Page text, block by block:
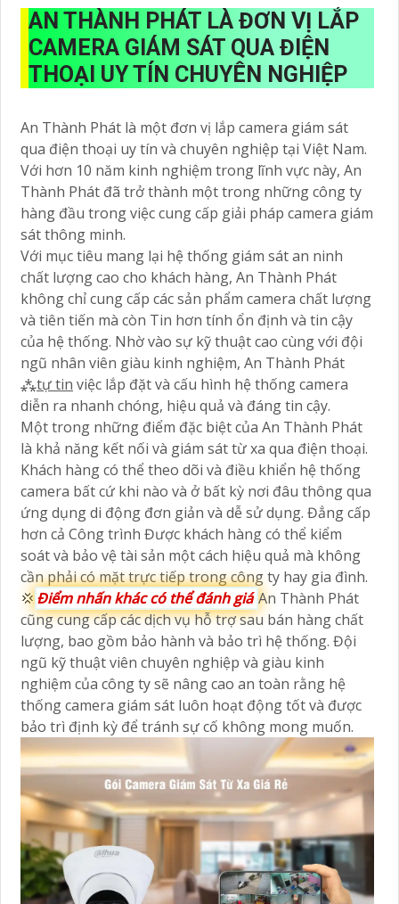
AN THÀNH PHÁT LÀ ĐƠN VỊ LẮP
CAMERA GIÁM SÁT QUA ĐIỆN
THOẠI UY TÍN CHUYÊN NGHIỆP
An Thành Phát là một đơn vị lắp camera giám sát
qua điện thoại uy tín và chuyên nghiệp tại Việt Nam.
Với hơn 10 năm kinh nghiệm trong lĩnh vực này, An
Thành Phát đã trở thành một trong những công ty
hàng đầu trong việc cung cấp giải pháp camera giám
sát thông minh.
Với mục tiêu mang lại hệ thống giám sát an ninh
chất lượng cao cho khách hàng, An Thành Phát
không chỉ cung cấp các sản phẩm camera chất lượng
và tiên tiến mà còn Tin hơn tính ổn định và tin cậy
của hệ thống. Nhờ vào sự kỹ thuật cao cùng với đội
ngũ nhân viên giàu kinh nghiệm, An Thành Phát
⁂tự tin việc lắp đặt và cấu hình hệ thống camera
diễn ra nhanh chóng, hiệu quả và đáng tin cậy.
Một trong những điểm đặc biệt của An Thành Phát
là khả năng kết nối và giám sát từ xa qua điện thoại.
Khách hàng có thể theo dõi và điều khiển hệ thống
camera bất cứ khi nào và ở bất kỳ nơi đâu thông qua
ứng dụng di động đơn giản và dễ sử dụng. Đẳng cấp
hơn cả Công trình Được khách hàng có thể kiểm
soát và bảo vệ tài sản một cách hiệu quả mà không
cần phải có mặt trực tiếp trong công ty hay gia đình.
💢 Điểm nhấn khác có thể đánh giáAn Thành Phát
cũng cung cấp các dịch vụ hỗ trợ sau bán hàng chất
lượng, bao gồm bảo hành và bảo trì hệ thống. Đội
ngũ kỹ thuật viên chuyên nghiệp và giàu kinh
nghiệm của công ty sẽ nâng cao an toàn rằng hệ
thống camera giám sát luôn hoạt động tốt và được
bảo trì định kỳ để tránh sự cố không mong muốn.